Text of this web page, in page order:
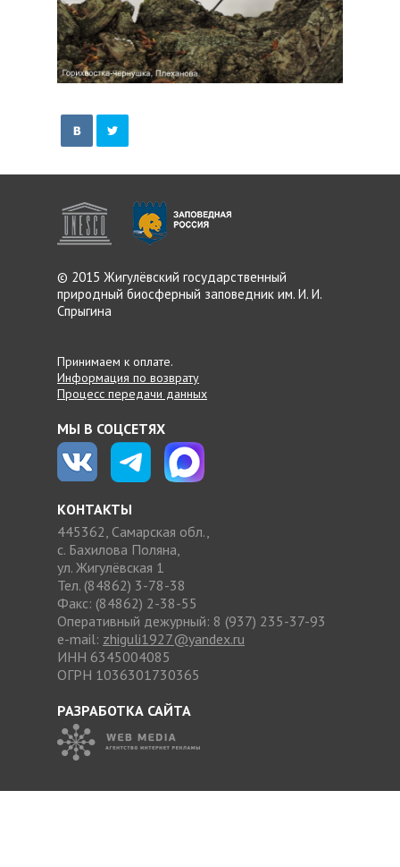
© 2015 Жигулёвский государственный
природный биосферный заповедник им. И. И.
Спрыгина
Принимаем к оплате.
Информация по возврату
Процесс передачи данных
МЫ В СОЦСЕТЯХ
КОНТАКТЫ
445362, Самарская обл.,
с. Бахилова Поляна,
ул. Жигулёвская 1
Тел. (84862) 3-78-38
Факс: (84862) 2-38-55
Оперативный дежурный: 8 (937) 235-37-93
e-mail: zhiguli1927@yandex.ru
ИНН 6345004085
ОГРН 1036301730365
РАЗРАБОТКА САЙТА